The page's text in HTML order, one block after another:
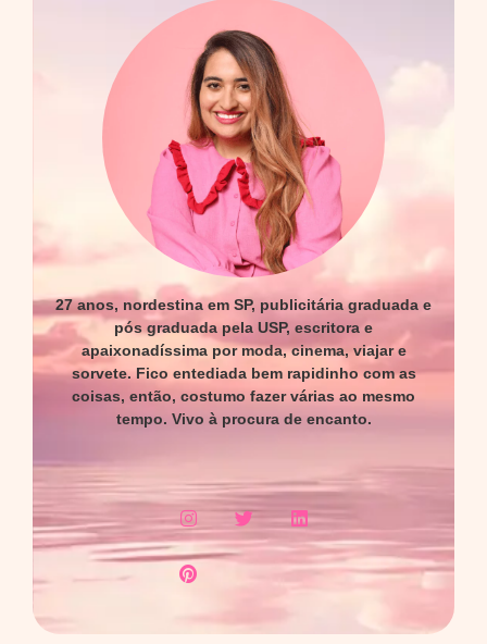
27 anos, nordestina em SP, publicitária graduada e
pós graduada pela USP, escritora e
apaixonadíssima por moda, cinema, viajar e
sorvete. Fico entediada bem rapidinho com as
coisas, então, costumo fazer várias ao mesmo
tempo. Vivo à procura de encanto.